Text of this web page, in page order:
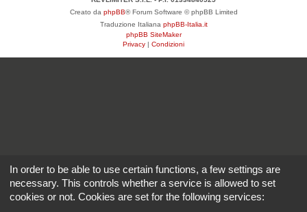
Creato da phpBB® Forum Software © phpBB Limited
Traduzione Italiana phpBB-Italia.it
phpBB SiteMaker
Privacy | Condizioni
In order to be able to use certain functions, a few settings are
necessary. This controls whether a service is allowed to set
cookies or not. Cookies are set for the following services: